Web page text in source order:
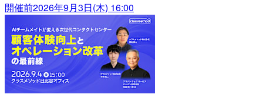
開催前2026年9月3日(木) 16:00